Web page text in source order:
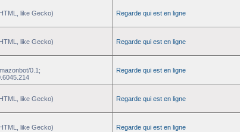
like Gecko)
Regarde qui est en ligne
like Gecko)
Regarde qui est en ligne
0.1;
Regarde qui est en ligne
like Gecko)
Regarde qui est en ligne
like Gecko)
Regarde qui est en ligne